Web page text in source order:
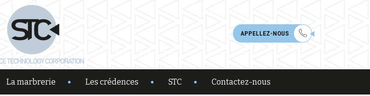
APPELLEZ-NOUS
La marbrerie Les crédences STC Contactez-nous